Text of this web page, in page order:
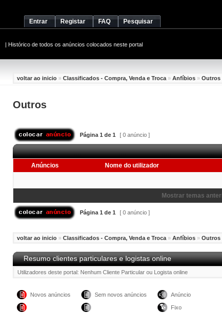
Entrar Registar FAQ Pesquisar
| Histórico de todos os anúncios colocados neste portal
voltar ao inicio » Classificados - Compra, Venda e Troca » Anfíbios » Outros
Outros
Página 1 de 1 [ 0 anúncio ]
Anúncios Nome do utilizador
Mostrar temas
Página 1 de 1 [ 0 anúncio ]
voltar ao inicio » Classificados - Compra, Venda e Troca » Anfíbios » Outros
Resumo clientes particulares e logistas online
Utilizadores deste portal: Nenhum Cliente Particular ou Logista online
Novos anúncios Sem novos anúncios Anúncio
Fixo